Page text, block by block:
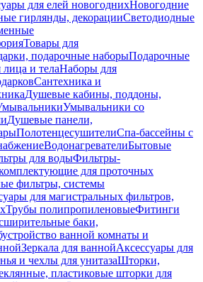
для елей новогоднихНовогодние
гирлянды, декорацииСветодиодные
Товары для
подарочные наборыПодарочные
и телаНаборы для
Сантехника и
Душевые кабины, поддоны,
Умывальники со
Душевые панели,
ПолотенцесушителиСпа-бассейны с
ВодонагревателиБытовые
для водыФильтры-
для проточных
фильтры, системы
для магистральных фильтров,
Трубы полипропиленовыеФитинги
баки,
ванной комнаты и
Зеркала для ваннойАксессуары для
и чехлы для унитазаШторки,
пластиковые шторки для